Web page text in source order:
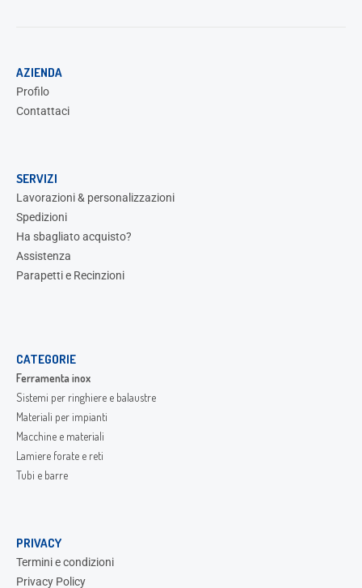
AZIENDA
Profilo
Contattaci
SERVIZI
Lavorazioni & personalizzazioni
Spedizioni
Ha sbagliato acquisto?
Assistenza
Parapetti e Recinzioni
CATEGORIE
Ferramenta inox
Sistemi per ringhiere e balaustre
Materiali per impianti
Macchine e materiali
Lamiere forate e reti
Tubi e barre
PRIVACY
Termini e condizioni
Privacy Policy